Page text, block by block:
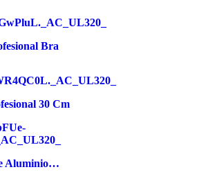
Bra
30 Cm
Aluminio…